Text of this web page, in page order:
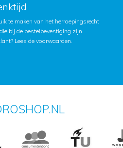
te maken van het herroepingsrecht
bij de bestelbevestiging zijn
Lees de voorwaarden.